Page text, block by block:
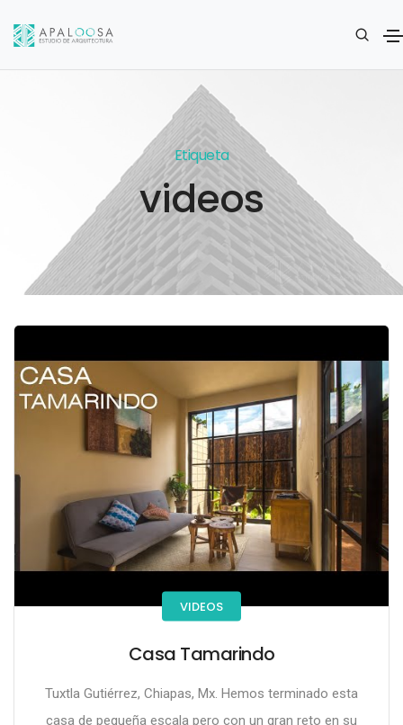
Etiqueta
videos
VIDEOS
Casa Tamarindo
Tuxtla Gutiérrez, Chiapas, Mx. Hemos terminado esta
casa de pequeña escala pero con un gran reto en su